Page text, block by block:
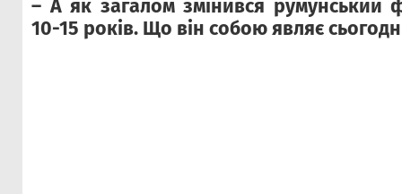
– А як загалом змінився румунський
10-15 років. Що він собою являє